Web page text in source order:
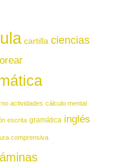
cartilla ciencias
actividades cálculo mental
escrita gramática inglés
comprensiva
láminas